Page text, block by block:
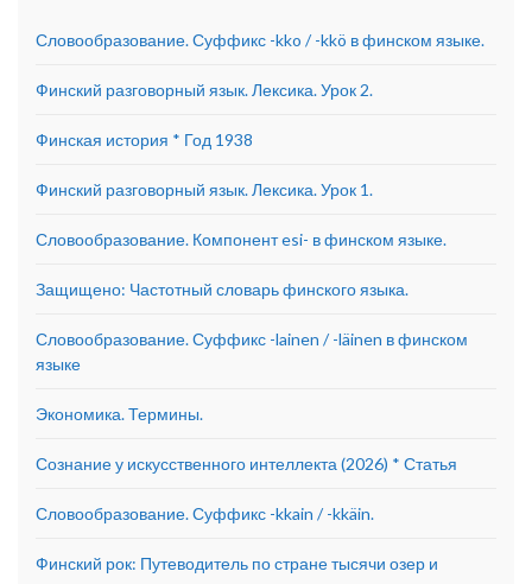
Словообразование. Суффикс -kko / -kkö в финском языке.
Финский разговорный язык. Лексика. Урок 2.
Финская история * Год 1938
Финский разговорный язык. Лексика. Урок 1.
Словообразование. Компонент esi- в финском языке.
Защищено: Частотный словарь финского языка.
Словообразование. Суффикс -lainen / -läinen в финском
языке
Экономика. Термины.
Сознание у искусственного интеллекта (2026) * Статья
Словообразование. Суффикс -kkain / -kkäin.
Финский рок: Путеводитель по стране тысячи озер и